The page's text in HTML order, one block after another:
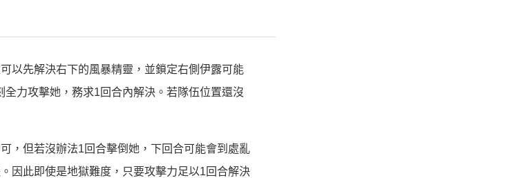
以先解決右下的風暴精靈，並鎖定右側伊露可能
力攻擊她，務求1回合內解決。若隊伍位置還沒
，但若沒辦法1回合擊倒她，下回合可能會到處亂
因此即使是地獄難度，只要攻擊力足以1回合解決